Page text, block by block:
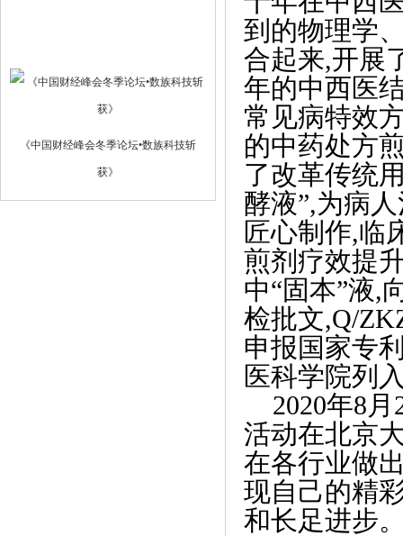
获》
到的物理学
合起来,开展
年的中西医
常见病特效
的中药处方
了改革传统
酵液”,为病
匠心制作,临
煎剂疗效提
中“固本”液,
检批文,Q/
申报国家专
医科学院列
2020年8
活动在北京
在各行业做
现自己的精
和长足进步